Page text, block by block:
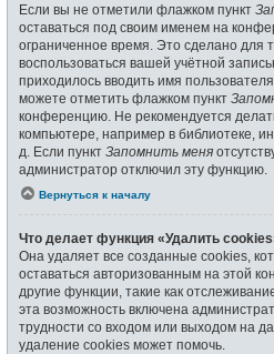
Если вы не отметили флажком пункт
оставаться под своим именем на
ограниченное время. Это сделано для
воспользоваться вашей учётной
приходилось вводить имя
можете отметить флажком пункт
конференцию. Не рекомендуется
компьютере, например в библиотеке,
д. Если пункт Запомнить меня
администратор отключил эту функцию.
Вернуться к началу
Что делает функция «Удалить
Она удаляет все созданные cookies,
оставаться авторизованным на этой
другие функции, такие как
эта возможность включена
трудности со входом или выходом на
удаление cookies может помочь.